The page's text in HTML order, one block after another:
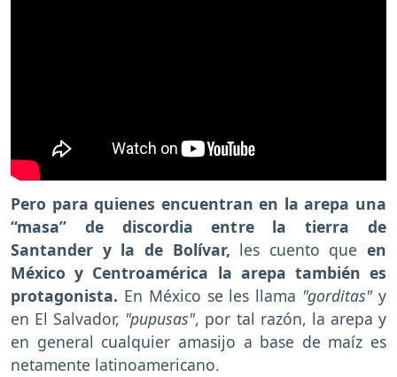
Pero para quienes encuentran en la arepa una
“masa” de discordia entre la tierra de
Santander y la de Bolívar, les cuento que en
México y Centroamérica la arepa también es
protagonista. En México se les llama "gorditas" y
en El Salvador, "pupusas", por tal razón, la arepa y
en general cualquier amasijo a base de maíz es
netamente latinoamericano.